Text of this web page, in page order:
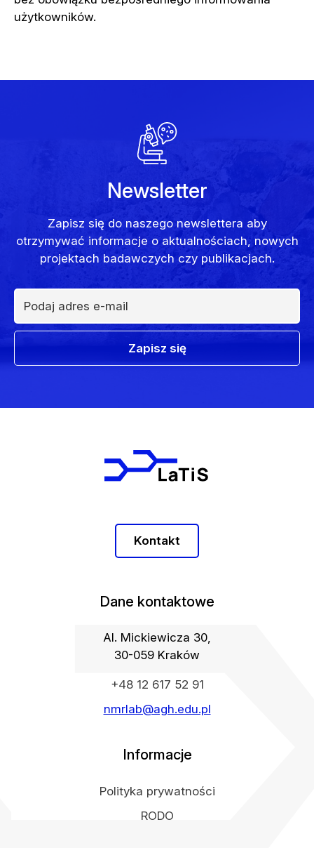
użytkowników.
Newsletter
Zapisz się do naszego newslettera aby
otrzymywać informacje o aktualnościach, nowych
projektach badawczych czy publikacjach.
Kontakt
Dane kontaktowe
Al. Mickiewicza 30,
30-059 Kraków
+48 12 617 52 91
nmrlab@agh.edu.pl
Informacje
Polityka prywatności
RODO